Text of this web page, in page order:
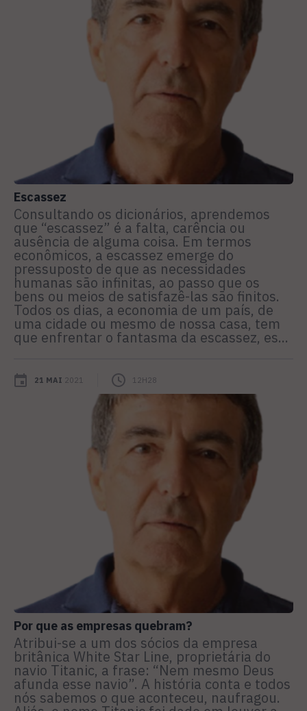
Escassez
Consultando os dicionários, aprendemos
que “escassez” é a falta, carência ou
ausência de alguma coisa. Em termos
econômicos, a escassez emerge do
pressuposto de que as necessidades
humanas são infinitas, ao passo que os
bens ou meios de satisfazê-las são finitos.
Todos os dias, a economia de um país, de
uma cidade ou mesmo de nossa casa, tem
que enfrentar o fantasma da escassez, es...
21 MAI 2021 12H28
Por que as empresas quebram?
Atribui-se a um dos sócios da empresa
britânica White Star Line, proprietária do
navio Titanic, a frase: “Nem mesmo Deus
afunda esse navio”. A história conta e todos
nós sabemos o que aconteceu, naufragou.